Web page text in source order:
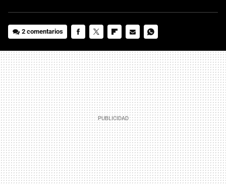
2 comentarios
MAIL